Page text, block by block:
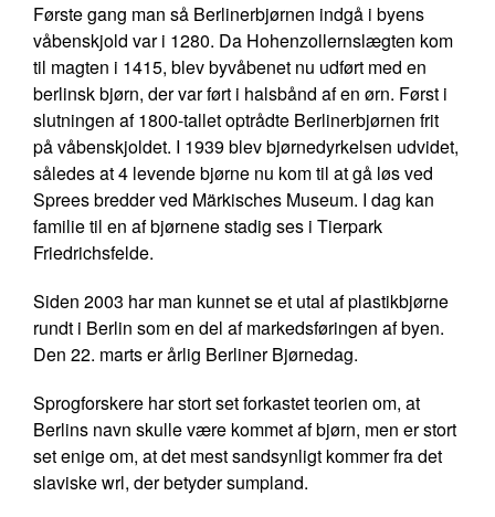
Første gang man så Berlinerbjørnen indgå i byens
våbenskjold var i 1280. Da Hohenzollernslægten kom
til magten i 1415, blev byvåbenet nu udført med en
berlinsk bjørn, der var ført i halsbånd af en ørn. Først i
slutningen af 1800-tallet optrådte Berlinerbjørnen frit
på våbenskjoldet. I 1939 blev bjørnedyrkelsen udvidet,
således at 4 levende bjørne nu kom til at gå løs ved
Sprees bredder ved Märkisches Museum. I dag kan
familie til en af bjørnene stadig ses i Tierpark
Friedrichsfelde.
Siden 2003 har man kunnet se et utal af plastikbjørne
rundt i Berlin som en del af markedsføringen af byen.
Den 22. marts er årlig Berliner Bjørnedag.
Sprogforskere har stort set forkastet teorien om, at
Berlins navn skulle være kommet af bjørn, men er stort
set enige om, at det mest sandsynligt kommer fra det
slaviskewrl, der betyder sumpland.